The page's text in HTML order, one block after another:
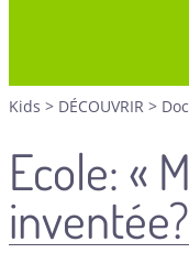
Kids > DÉCOUVRIR >
Ecole: «